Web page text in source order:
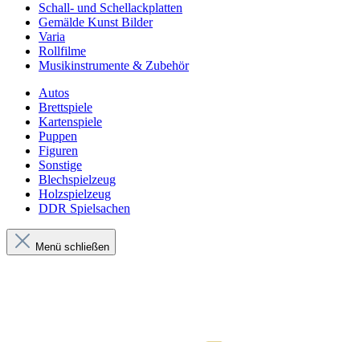
Schall- und Schellackplatten
Gemälde Kunst Bilder
Varia
Rollfilme
Musikinstrumente & Zubehör
Autos
Brettspiele
Kartenspiele
Puppen
Figuren
Sonstige
Blechspielzeug
Holzspielzeug
DDR Spielsachen
Menü schließen